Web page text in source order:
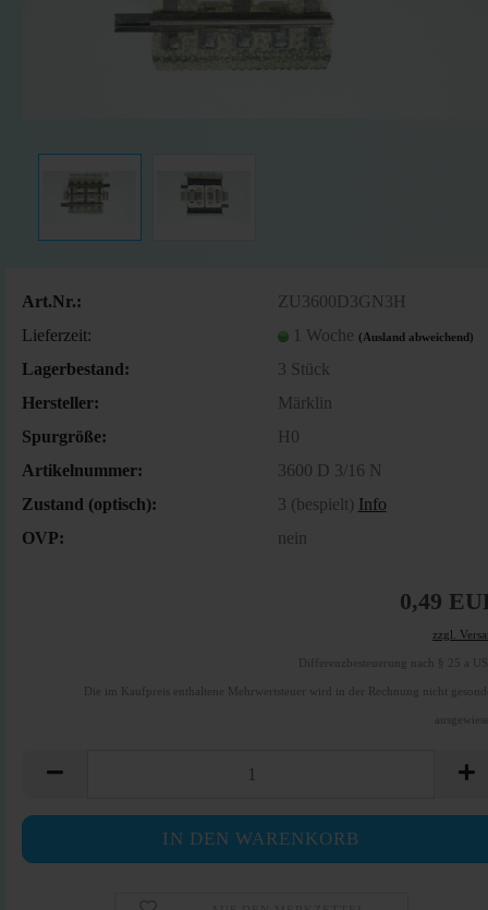
Art.Nr.:
ZU3600D3GN3H
Lieferzeit:
1 Woche (Ausland abweichend)
Lagerbestand: 3 Stück
Hersteller:
Märklin
Spurgröße:
H0
Artikelnummer:
3600 D 3/16 N
Zustand (optisch):
3 (bespielt) Info
OVP:
nein
0,49
zzgl.
Differenzbesteuerung nach § 25 a
Die im Kaufpreis enthaltene Mehrwertsteuer wird in der Rechnung nicht